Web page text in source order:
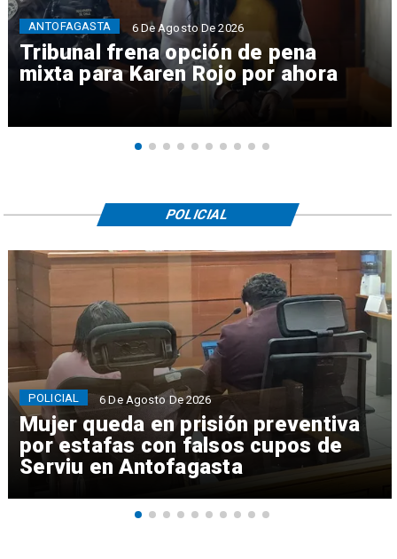
Tribunal frena opción de pena
mixta para Karen Rojo por ahora
ANTOFAGASTA 6 De Agosto De 2026
Mujer queda en prisión preventiva
por estafas con falsos cupos de
Serviu en Antofagasta
POLICIAL 6 De Agosto De 2026
POLICIAL